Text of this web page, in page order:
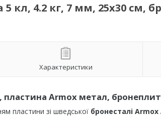
кл, 4.2 кг, 7 мм, 25x30 см,
Характеристики
Armox метал,
пластини зі шведської бронесталі